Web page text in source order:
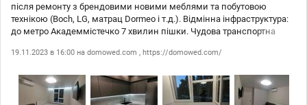
після ремонту з брендовими новими меблями та побутовою
технікою (Boch, LG, матрац Dormeo і т.д.). Відмінна інфраструктура:
до метро Академмістечко 7 хвилин пішки. Чудова транспортна
та краси природи з прекрасною інфраструктурою міста. 16 800 грн.
19.11.2023 в 16:00 на domowed.com , https://domowed.com/